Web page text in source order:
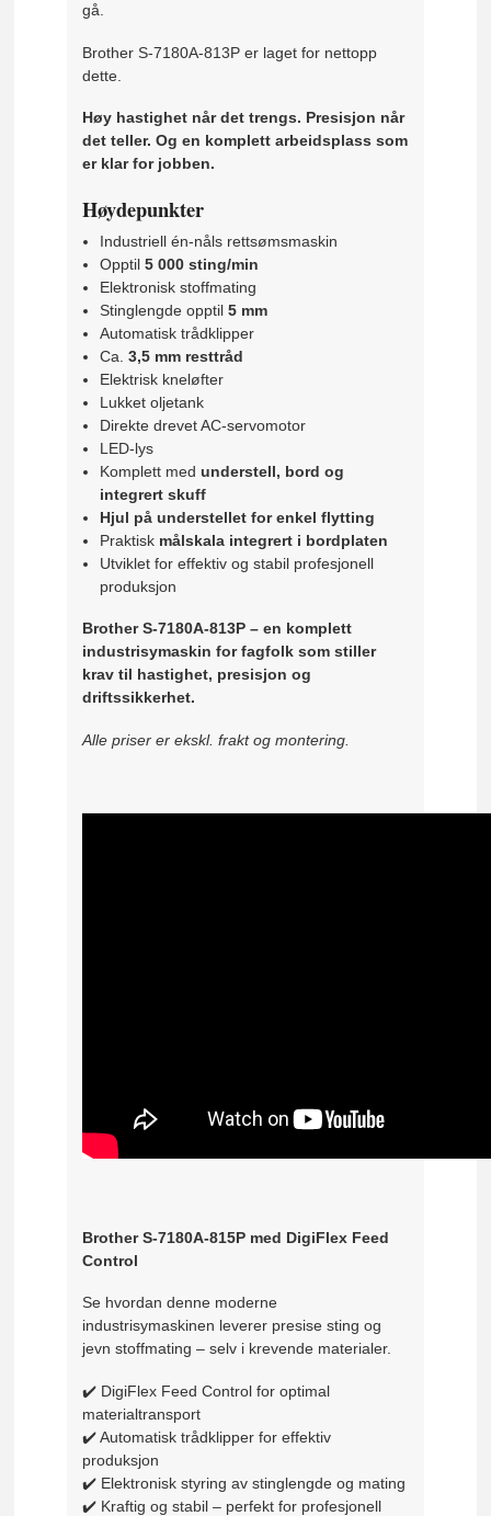
gå.
Brother S-7180A-813P er laget for nettopp
dette.
Høy hastighet når det trengs. Presisjon når
det teller. Og en komplett arbeidsplass som
er klar for jobben.
Høydepunkter
Industriell én-nåls rettsømsmaskin
Opptil 5 000 sting/min
Elektronisk stoffmating
Stinglengde opptil 5 mm
Automatisk trådklipper
Ca. 3,5 mm resttråd
Elektrisk kneløfter
Lukket oljetank
Direkte drevet AC-servomotor
LED-lys
Komplett med understell, bord og
integrert skuff
Hjul på understellet for enkel flytting
Praktisk målskala integrert i bordplaten
Utviklet for effektiv og stabil profesjonell
produksjon
Brother S-7180A-813P – en komplett
industrisymaskin for fagfolk som stiller
krav til hastighet, presisjon og
driftssikkerhet.
Alle priser er ekskl. frakt og montering.
Brother S-7180A-815P med DigiFlex Feed
Control
Se hvordan denne moderne
industrisymaskinen leverer presise sting og
jevn stoffmating – selv i krevende materialer.
✔️ DigiFlex Feed Control for optimal
materialtransport
✔️ Automatisk trådklipper for effektiv
produksjon
✔️ Elektronisk styring av stinglengde og mating
✔️ Kraftig og stabil – perfekt for profesjonell